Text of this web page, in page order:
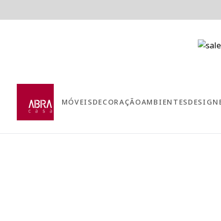
MÓVEISDECORAÇÃOAMBIENTES